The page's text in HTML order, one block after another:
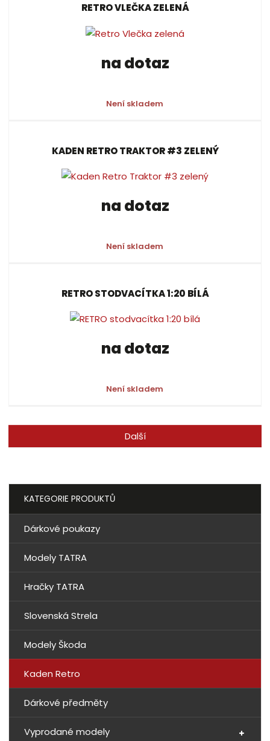
RETRO VLEČKA ZELENÁ
na dotaz
Není skladem
KADEN RETRO TRAKTOR #3 ZELENÝ
na dotaz
Není skladem
RETRO STODVACÍTKA 1:20 BÍLÁ
na dotaz
Není skladem
Další
KATEGORIE PRODUKTŮ
Dárkové poukazy
Modely TATRA
Hračky TATRA
Slovenská Strela
Modely Škoda
Kaden Retro
Dárkové předměty
Vyprodané modely